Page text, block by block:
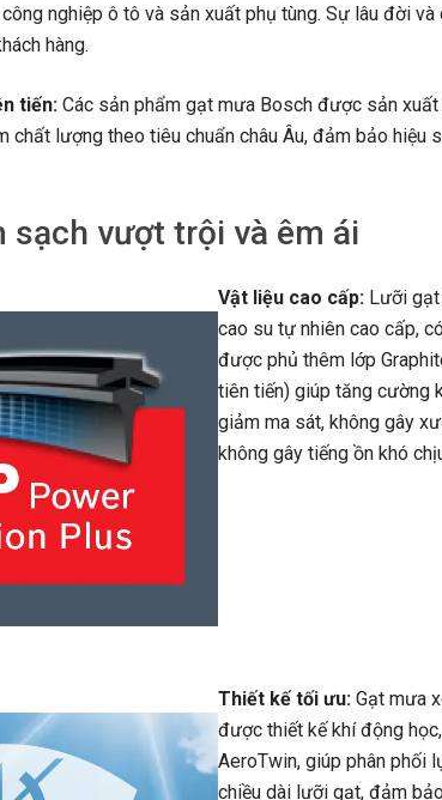
nghiệp ô tô và sản xuất phụ tùng. Sự lâu đời
hàng.
tiến: Các sản phẩm gạt mưa Bosch được sản
chất lượng theo tiêu chuẩn châu Âu, đảm bảo hiệu
sạch vượt trội và êm ái
Vật liệu cao cấp: Lưỡi
cao su tự nhiên cao cấp,
được phủ thêm lớp
tiên tiến) giúp tăng cường
giảm ma sát, không gây
không gây tiếng ồn khó
Thiết kế tối ưu: Gạt mưa
được thiết kế khí động
AeroTwin, giúp phân phối
chiều dài lưỡi gạt, đảm